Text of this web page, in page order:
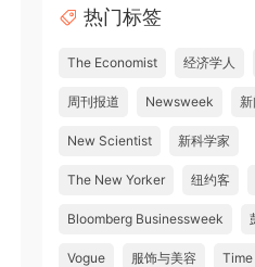
热门标签
The Economist 经济学人
周刊报道 Newsweek
New Scientist 新科学家
The New Yorker 纽约客
Bloomberg Businessweek
Vogue 服饰与美容 Time